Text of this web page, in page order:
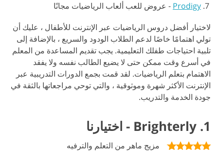
Prodigy
- عروض للعب ألعاب الرياضيات مجانًا
لاختيار أفضل دروس الرياضيات عبر الإنترنت للأطفال ، عليك أن
تولي اهتمامًا خاصًا لدعم الطلاب الودود والسريع ، بالإضافة إلى
تلبية احتياجات طفلك التعليمية. يجب تقديم المساعدة من المعلم
في أسرع وقت ممكن حتى لا يضيع الطالب نفسه ولا يفقد
الاهتمام بتعلم الرياضيات. لقد قمت بجمع الدورات التدريبية عبر
الإنترنت الأكثر شهرة وموثوقية ، والتي توحي مراجعاتها بالثقة في
جودة الخدمة والتدريب.
1. Brighterly - اختيارنا
مزيج ماهر من التعلم والترفيه